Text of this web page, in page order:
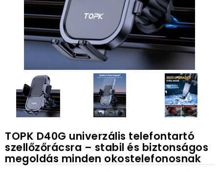
TOPK D40G univerzális telefontartó
szellőzőrácsra – stabil és biztonságos
megoldás minden okostelefonosnak